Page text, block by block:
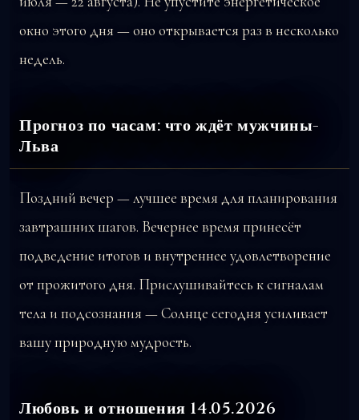
окно этого дня — оно открывается раз в несколько
недель.
Прогноз по часам: что ждёт мужчины-
Льва
Поздний вечер — лучшее время для планирования
завтрашних шагов. Вечернее время принесёт
подведение итогов и внутреннее удовлетворение
от прожитого дня. Прислушивайтесь к сигналам
тела и подсознания — Солнце сегодня усиливает
вашу природную мудрость.
Любовь и отношения 14.05.2026